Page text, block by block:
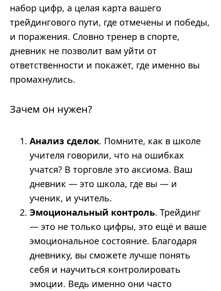
набор цифр, а целая карта вашего
трейдингового пути, где отмечены и победы,
и поражения. Словно тренер в спорте,
дневник не позволит вам уйти от
ответственности и покажет, где именно вы
промахнулись.
Зачем он нужен?
Анализ сделок. Помните, как в школе
учителя говорили, что на ошибках
учатся? В торговле это аксиома. Ваш
дневник — это школа, где вы — и
ученик, и учитель.
Эмоциональный контроль. Трейдинг
— это не только цифры, это ещё и ваше
эмоциональное состояние. Благодаря
дневнику, вы сможете лучше понять
себя и научиться контролировать
эмоции. Ведь именно они часто